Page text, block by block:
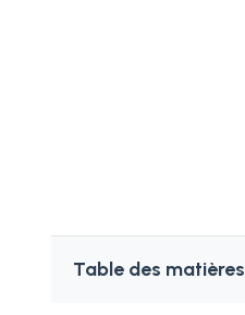
Table des matières